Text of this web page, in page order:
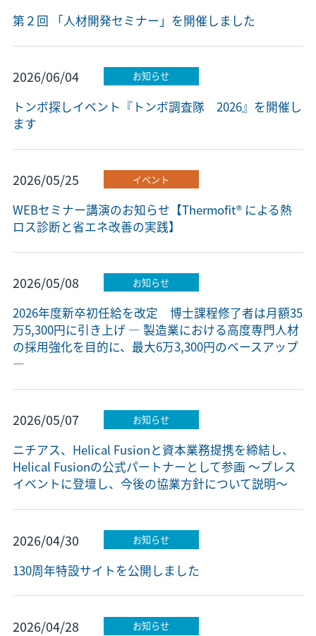
第２回 「人材開発セミナー」を開催しました
2026/06/04 お知らせ
トンボ探しイベント『トンボ調査隊 2026』を開催し
ます
2026/05/25 イベント
WEBセミナー講演のお知らせ【Thermofit® による熱
ロス診断と省エネ改善の実践】
2026/05/08 お知らせ
2026年度新卒初任給を改定 博士課程修了者は月額35
万5,300円に引き上げ ― 製造業における高度専門人材
の採用強化を目的に、最大6万3,300円のベースアップ
―
2026/05/07 お知らせ
ニチアス、Helical Fusionと資本業務提携を締結し、
Helical Fusionの公式パートナーとして参画 ～プレス
イベントに登壇し、今後の協業方針について説明～
2026/04/30 お知らせ
130周年特設サイトを公開しました
2026/04/28 お知らせ